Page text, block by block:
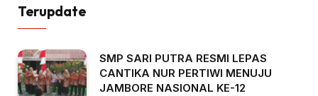
Terupdate
SMP SARI PUTRA RESMI LEPAS
CANTIKA NUR PERTIWI MENUJU
JAMBORE NASIONAL KE-12